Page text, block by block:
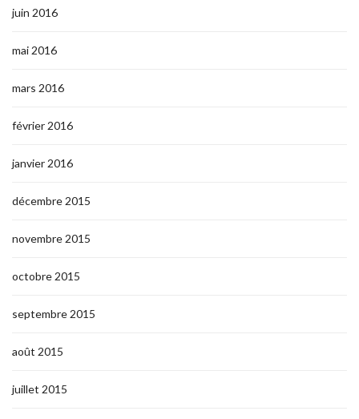
juin 2016
mai 2016
mars 2016
février 2016
janvier 2016
décembre 2015
novembre 2015
octobre 2015
septembre 2015
août 2015
juillet 2015